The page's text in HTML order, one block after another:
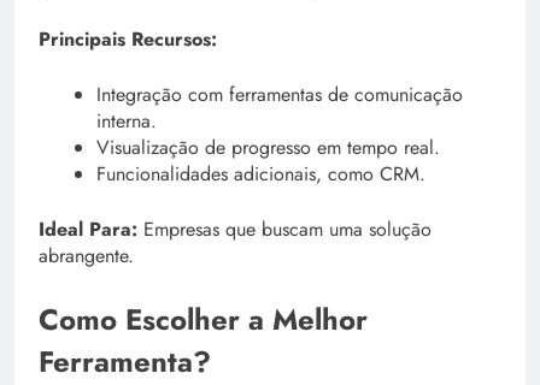
Principais Recursos:
Integração com ferramentas de comunicação
interna.
Visualização de progresso em tempo real.
Funcionalidades adicionais, como CRM.
Ideal Para: Empresas que buscam uma solução
abrangente.
Como Escolher a Melhor
Ferramenta?